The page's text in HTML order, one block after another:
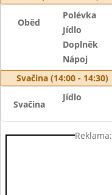
Oběd
Polévka
Jídlo
Doplněk
Nápoj
Svačina (14:00 - 14:30)
Svačina
Jídlo
Reklama: